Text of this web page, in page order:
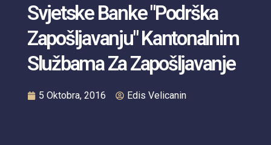
Svjetske Banke "Podrška
Zapošljavanju" Kantonalnim
Službama Za Zapošljavanje
5 Oktobra, 2016 Edis Velicanin